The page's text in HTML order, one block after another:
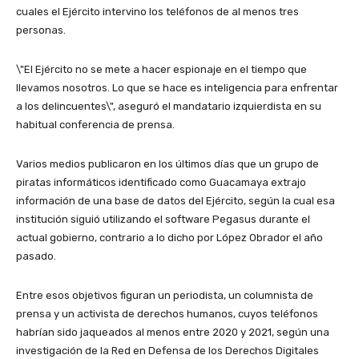
cuales el Ejército intervino los teléfonos de al menos tres
personas.
\"El Ejército no se mete a hacer espionaje en el tiempo que
llevamos nosotros. Lo que se hace es inteligencia para enfrentar
a los delincuentes\", aseguró el mandatario izquierdista en su
habitual conferencia de prensa.
Varios medios publicaron en los últimos días que un grupo de
piratas informáticos identificado como Guacamaya extrajo
información de una base de datos del Ejército, según la cual esa
institución siguió utilizando el software Pegasus durante el
actual gobierno, contrario a lo dicho por López Obrador el año
pasado.
Entre esos objetivos figuran un periodista, un columnista de
prensa y un activista de derechos humanos, cuyos teléfonos
habrían sido jaqueados al menos entre 2020 y 2021, según una
investigación de la Red en Defensa de los Derechos Digitales